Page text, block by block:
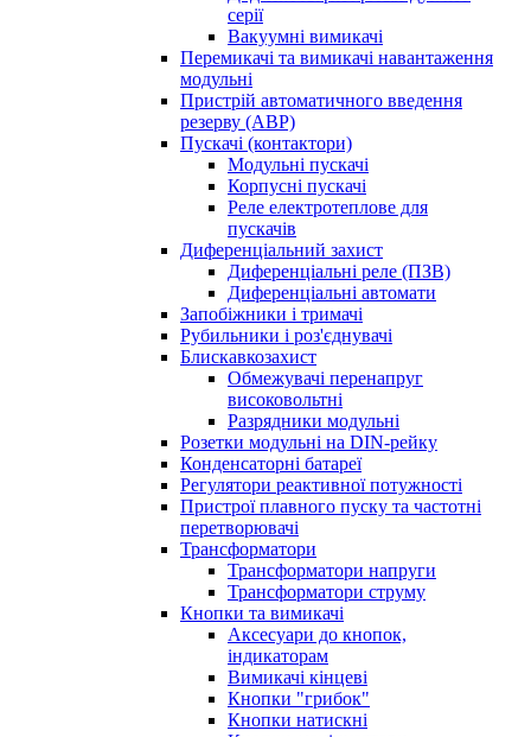
серії
Вакуумні вимикачі
Перемикачі та вимикачі навантаження
модульні
Пристрій автоматичного введення
резерву (АВР)
Пускачі (контактори)
Модульні пускачі
Корпусні пускачі
Реле електротеплове для
пускачів
Диференціальний захист
Диференціальні реле (ПЗВ)
Диференціальні автомати
Запобіжники і тримачі
Рубильники і роз'єднувачі
Блискавкозахист
Обмежувачі перенапруг
високовольтні
Разрядники модульні
Розетки модульні на DIN-рейку
Конденсаторні батареї
Регулятори реактивної потужності
Пристрої плавного пуску та частотні
перетворювачі
Трансформатори
Трансформатори напруги
Трансформатори струму
Кнопки та вимикачі
Аксесуари до кнопок,
індикаторам
Вимикачі кінцеві
Кнопки "грибок"
Кнопки натискні